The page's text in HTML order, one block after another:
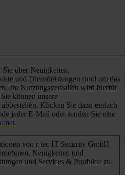
über Neuigkeiten,
und Dienstleistungen rund um das
Ihr Nutzungsverhalten wird hierfür
können unsere
Klicken Sie dazu einfach
jeder E-Mail oder senden Sie eine
.
von r-tec IT Security GmbH
Neuigkeiten und
und Services & Produkte zu